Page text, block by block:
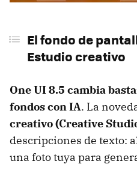
El fondo de
Estudio creativo
One UI 8.5 cambia
fondos con IA. La
creativo (Creative
descripciones de texto:
una foto tuya para